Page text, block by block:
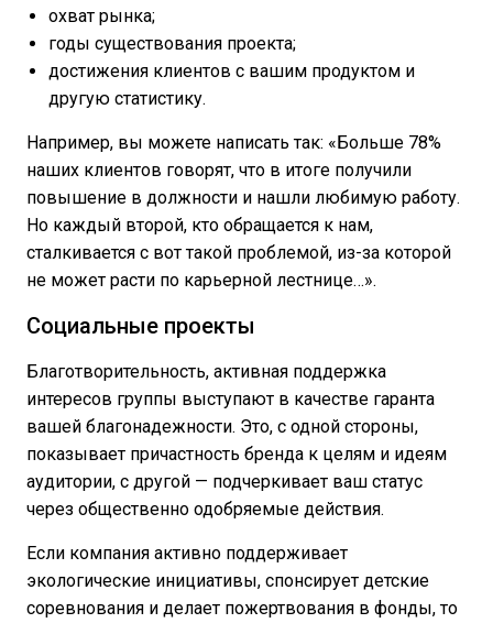
охват рынка;
годы существования проекта;
достижения клиентов с вашим продуктом и
другую статистику.
Например, вы можете написать так: «Больше 78%
наших клиентов говорят, что в итоге получили
повышение в должности и нашли любимую работу.
Но каждый второй, кто обращается к нам,
сталкивается с вот такой проблемой, из-за которой
не может расти по карьерной лестнице…».
Социальные проекты
Благотворительность, активная поддержка
интересов группы выступают в качестве гаранта
вашей благонадежности. Это, с одной стороны,
показывает причастность бренда к целям и идеям
аудитории, с другой — подчеркивает ваш статус
через общественно одобряемые действия.
Если компания активно поддерживает
экологические инициативы, спонсирует детские
соревнования и делает пожертвования в фонды, то